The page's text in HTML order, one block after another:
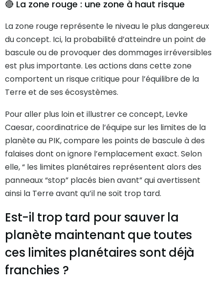
🔴 La zone rouge : une zone à haut risque
La zone rouge représente le niveau le plus dangereux
du concept. Ici, la probabilité d’atteindre un point de
bascule ou de provoquer des dommages irréversibles
est plus importante. Les actions dans cette zone
comportent un risque critique pour l’équilibre de la
Terre et de ses écosystèmes.
Pour aller plus loin et illustrer ce concept, Levke
Caesar, coordinatrice de l’équipe sur les limites de la
planète au PIK, compare les points de bascule à des
falaises dont on ignore l’emplacement exact. Selon
elle, “ les limites planétaires représentent alors des
panneaux “stop” placés bien avant” qui avertissent
ainsi la Terre avant qu’il ne soit trop tard.
Est-il trop tard pour sauver la
planète maintenant que toutes
ces limites planétaires sont déjà
franchies ?